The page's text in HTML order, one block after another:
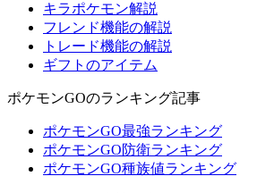
キラポケモン解説
フレンド機能の解説
トレード機能の解説
ギフトのアイテム
ポケモンGOのランキング記事
ポケモンGO最強ランキング
ポケモンGO防衛ランキング
ポケモンGO種族値ランキング